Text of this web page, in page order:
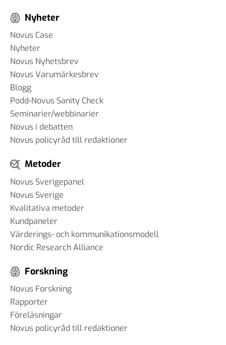
Nyheter
Novus Case
Nyheter
Novus Nyhetsbrev
Novus Varumärkesbrev
Blogg
Podd-Novus Sanity Check
Seminarier/webbinarier
Novus i debatten
Novus policyråd till redaktioner
Metoder
Novus Sverigepanel
Novus Sverige
Kvalitativa metoder
Kundpaneler
Värderings- och kommunikationsmodell
Nordic Research Alliance
Forskning
Novus Forskning
Rapporter
Föreläsningar
Novus policyråd till redaktioner